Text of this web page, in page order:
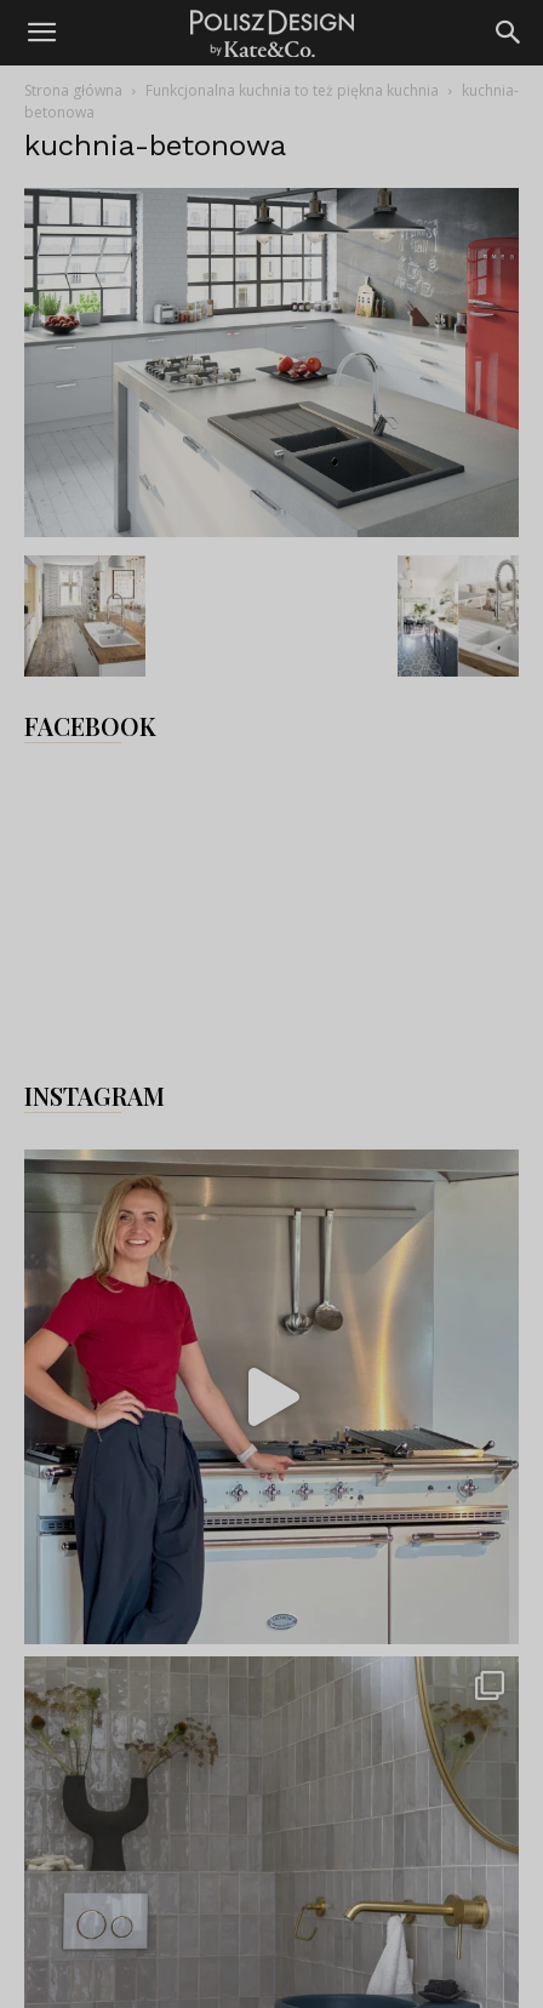
Strona główna Funkcjonalna kuchnia to też piękna kuchnia
kuchnia-
betonowa
kuchnia-betonowa
FACEBOOK
INSTAGRAM